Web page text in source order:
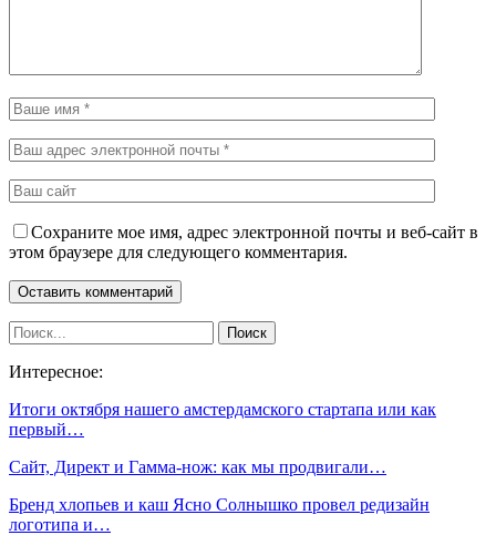
Сохраните мое имя, адрес электронной почты и веб-сайт в
этом браузере для следующего комментария.
Интересное:
Итоги октября нашего амстердамского стартапа или как
первый…
Сайт, Директ и Гамма-нож: как мы продвигали…
Бренд хлопьев и каш Ясно Солнышко провел редизайн
логотипа и…